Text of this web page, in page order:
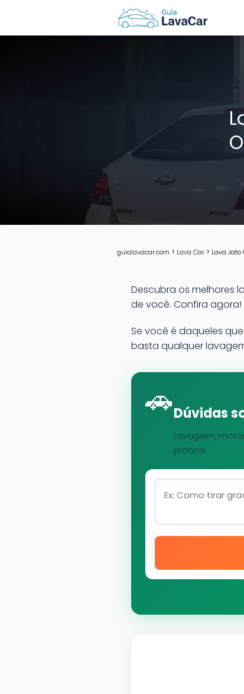
guialavacar.com Lava Car Lava Jato
Descubra os melhores
de você. Confira agora!
Se você é daqueles
basta qualquer
🚗Dúvidas
Lavagem,
prática.